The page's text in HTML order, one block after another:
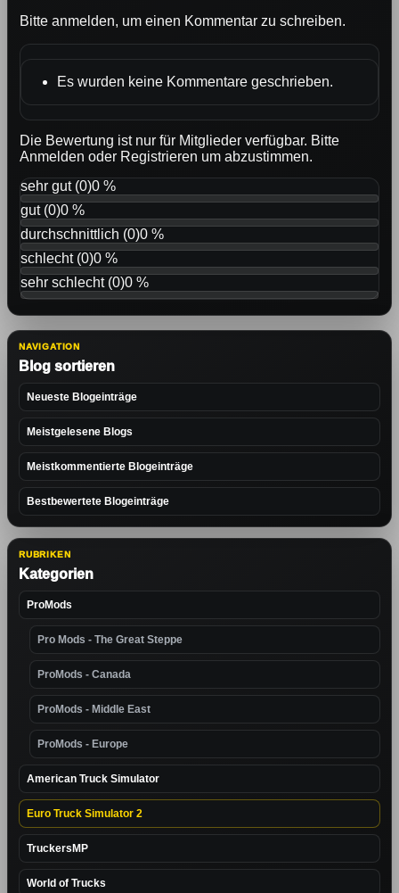
Bitte anmelden, um einen Kommentar zu schreiben.
Es wurden keine Kommentare geschrieben.
Die Bewertung ist nur für Mitglieder verfügbar. Bitte
Anmelden oder Registrieren um abzustimmen.
sehr gut (0)0 %
gut (0)0 %
durchschnittlich (0)0 %
schlecht (0)0 %
sehr schlecht (0)0 %
NAVIGATION
Blog sortieren
Neueste Blogeinträge
Meistgelesene Blogs
Meistkommentierte Blogeinträge
Bestbewertete Blogeinträge
RUBRIKEN
Kategorien
ProMods
Pro Mods - The Great Steppe
ProMods - Canada
ProMods - Middle East
ProMods - Europe
American Truck Simulator
Euro Truck Simulator 2
TruckersMP
World of Trucks